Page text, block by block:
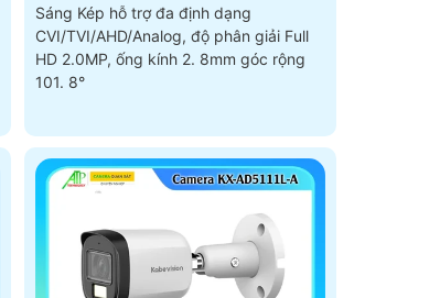
Sáng Kép hỗ trợ đa định dạng
CVI/TVI/AHD/Analog, độ phân giải Full
HD 2.0MP, ống kính 2. 8mm góc rộng
101. 8°